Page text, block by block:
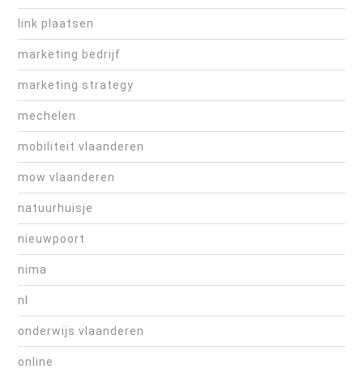
link plaatsen
marketing bedrijf
marketing strategy
mechelen
mobiliteit vlaanderen
mow vlaanderen
natuurhuisje
nieuwpoort
nima
nl
onderwijs vlaanderen
online